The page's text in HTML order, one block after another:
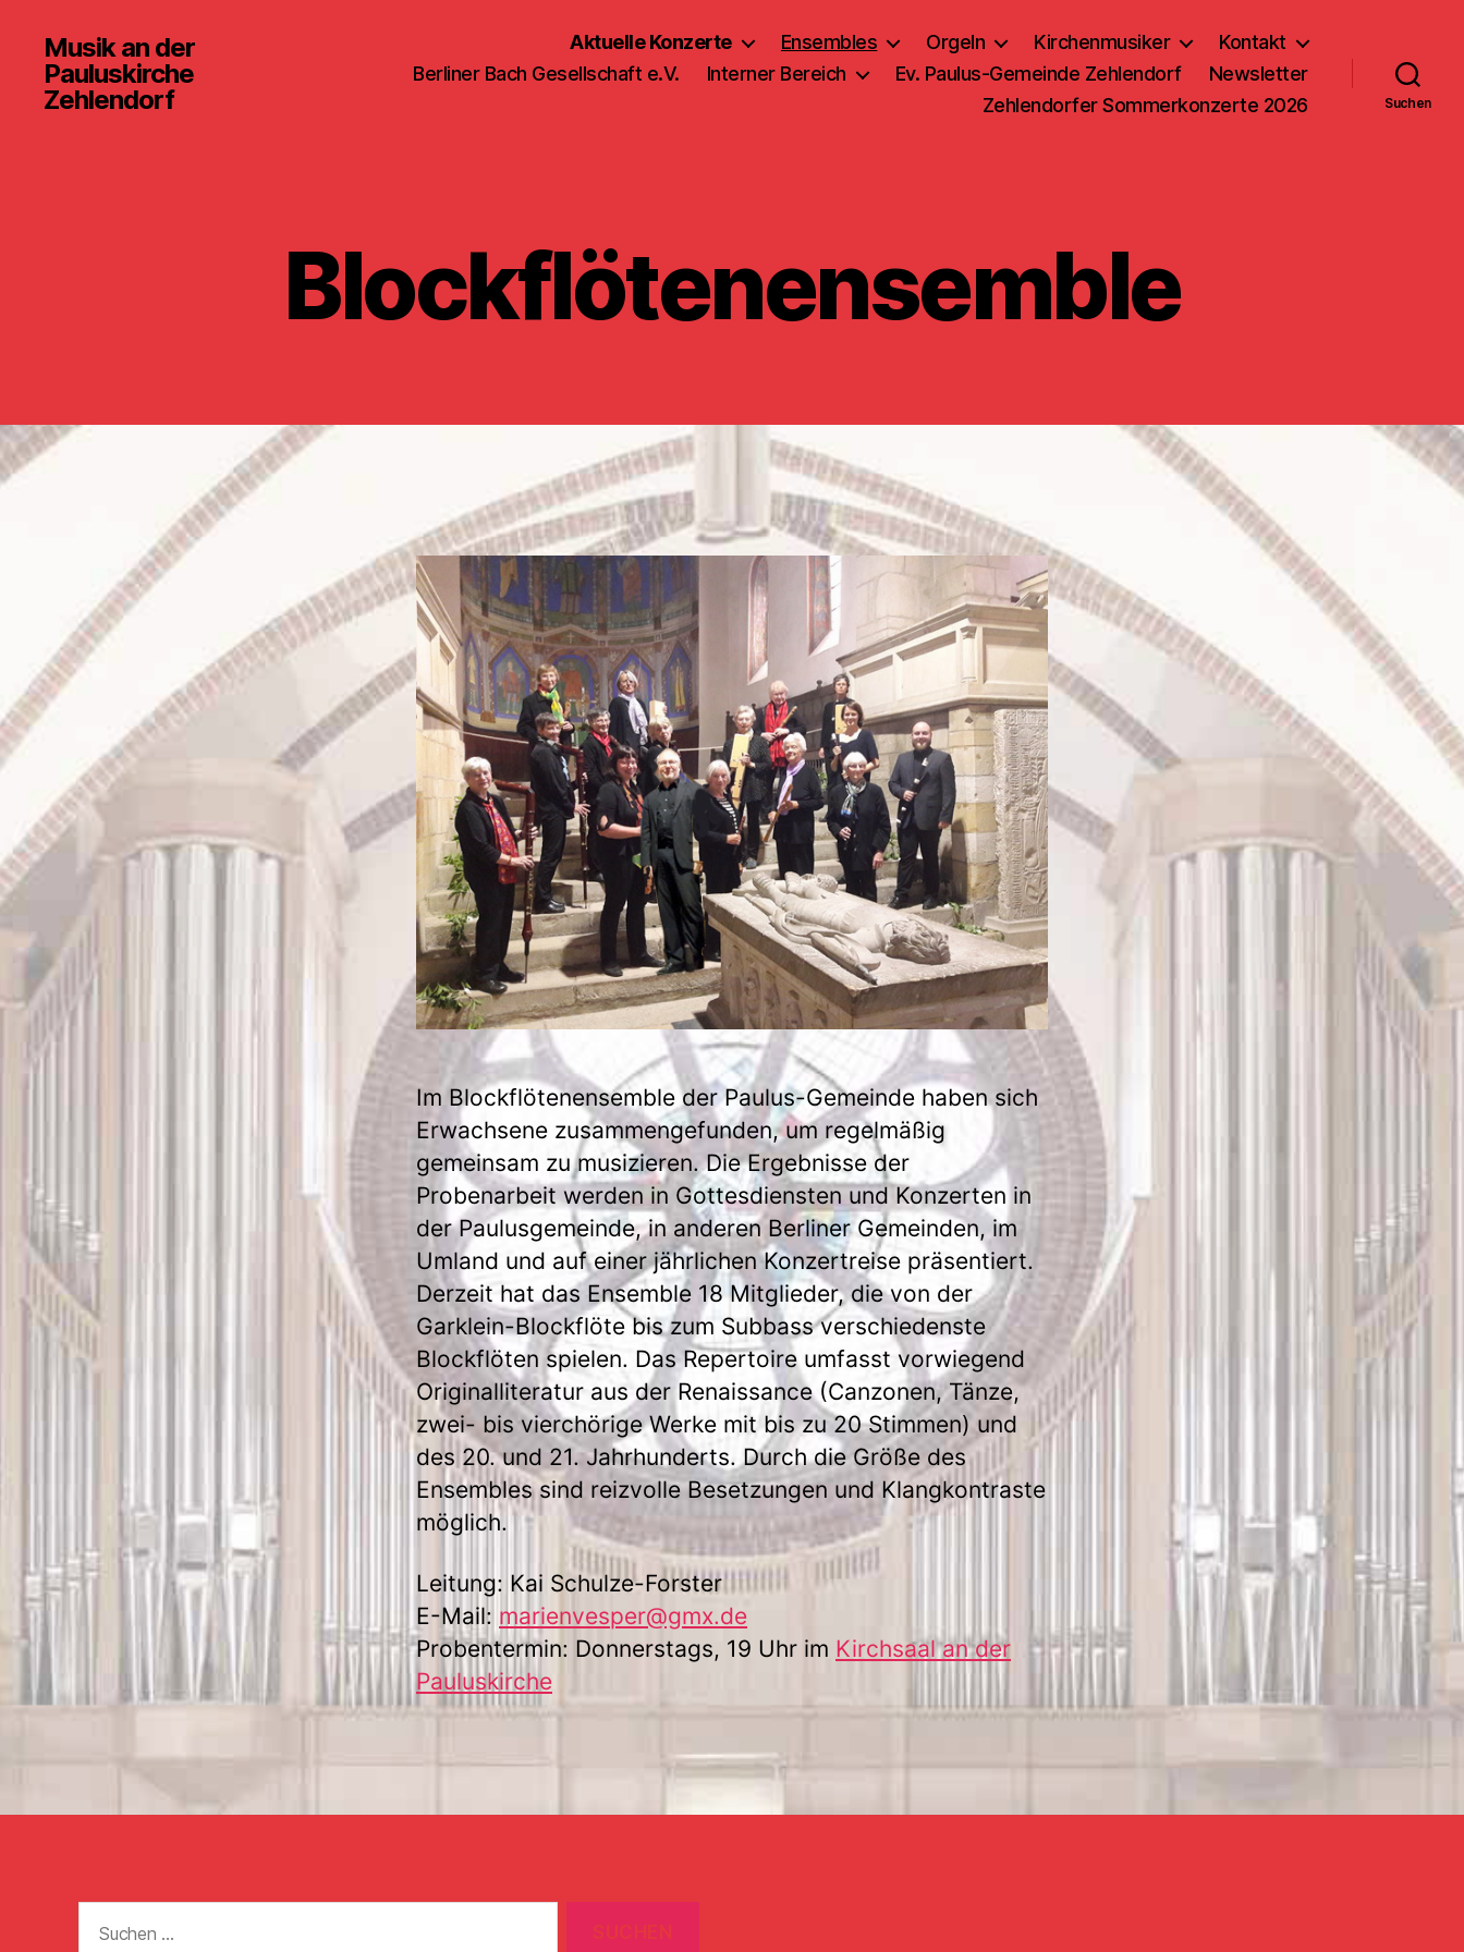
Musik an der
Pauluskirche
Zehlendorf
Aktuelle Konzerte Ensembles Orgeln Kirchenmusiker
Kontakt
Berliner Bach Gesellschaft e.V.
Interner Bereich Ev. Paulus-Gemeinde Zehlendorf
Newsletter
Zehlendorfer Sommerkonzerte 2026
Suchen
Blockflötenensemble
Im Blockflötenensemble der Paulus-Gemeinde haben sich
Erwachsene zusammengefunden, um regelmäßig
gemeinsam zu musizieren. Die Ergebnisse der
Probenarbeit werden in Gottesdiensten und Konzerten in
der Paulusgemeinde, in anderen Berliner Gemeinden, im
Umland und auf einer jährlichen Konzertreise präsentiert.
Derzeit hat das Ensemble 18 Mitglieder, die von der
Garklein-Blockflöte bis zum Subbass verschiedenste
Blockflöten spielen. Das Repertoire umfasst vorwiegend
Originalliteratur aus der Renaissance (Canzonen, Tänze,
zwei- bis vierchörige Werke mit bis zu 20 Stimmen) und
des 20. und 21. Jahrhunderts. Durch die Größe des
Ensembles sind reizvolle Besetzungen und Klangkontraste
möglich.
Leitung: Kai Schulze-Forster
E-Mail: marienvesper@gmx.de
Probentermin: Donnerstags, 19 Uhr im Kirchsaal an der
Pauluskirche
nach: